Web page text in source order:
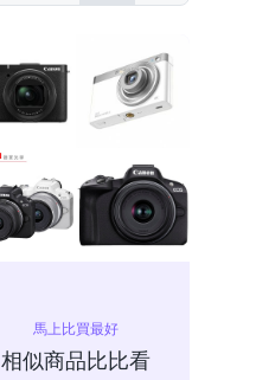
馬上比買最好
相似商品比比看